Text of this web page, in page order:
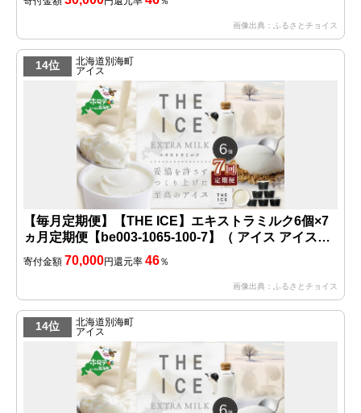
納税 仕組み キャンペーン 限度額 計算 ランキング や
り方 シミュレーション チョイス チョイスマイル ジェ
ラート )
画像出典：ふるさとチョイス
14位
北海道別海町
アイス
【毎月定期便】【THE ICE】エキストラミルク6個×7
ヵ月定期便【be003-1065-100-7】（ アイス アイスク
リーム スイーツ 牛乳 生乳 みるく ミルク 乳製品 セッ
ト 北海道 別海町 ふるさとチョイス ふるさと納税 仕組
み キャンペーン 限度額 計算 ランキング やり方 シミ
ュレーション チョイス チョイスマイル ジェラート ）
寄付金額 70,000円還元率 46％
画像出典：ふるさとチョイス
14位
北海道別海町
アイス